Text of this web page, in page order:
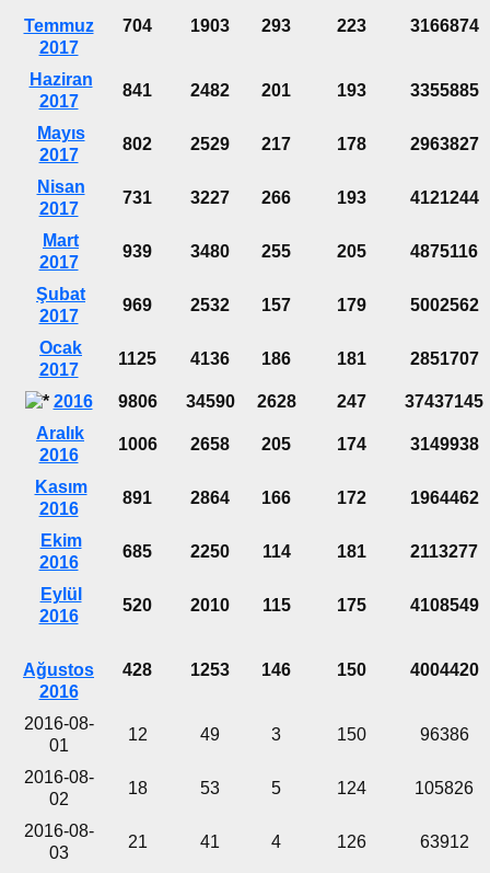
Temmuz
2017
704 1903 293 223 3166874
Haziran
2017
841 2482 201 193 3355885
Mayıs
2017
802 2529 217 178 2963827
Nisan
2017
731 3227 266 193 4121244
Mart
2017
939 3480 255 205 4875116
Şubat
2017
969 2532 157 179 5002562
Ocak
2017
1125 4136 186 181 2851707
2016 9806 34590 2628 247
37437145
Aralık
2016
1006 2658 205 174 3149938
Kasım
2016
891 2864 166 172 1964462
Ekim
2016
685 2250 114 181 2113277
Eylül
2016
520 2010 115 175 4108549
Ağustos
2016
428 1253 146 150 4004420
2016-08-
01
12 49 3 150 96386
2016-08-
02
18 53 5 124 105826
2016-08-
03
21 41 4 126 63912